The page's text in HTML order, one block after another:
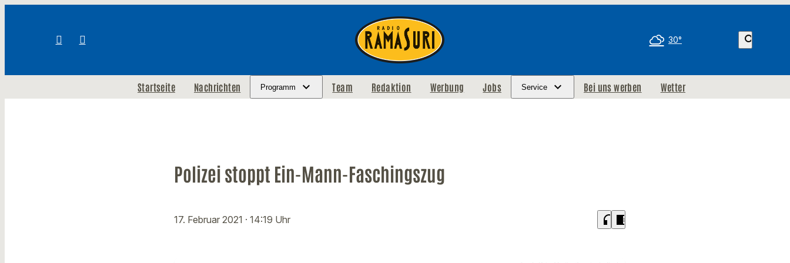
30° search
Startseite Nachrichten Programm Team Redaktion Werbung Jobs Service Bei uns werben Wetter
Polizei stoppt Ein-Mann-Faschingszug
17. Februar 2021 · 14:19 Uhr headphones chrome_reader_mode